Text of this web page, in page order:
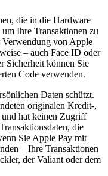
die in die Hardware
Ihre Transaktionen zu
Verwendung von Apple
– auch Face ID oder
Sicherheit können Sie
Code verwenden.
Daten schützt.
originalen Kredit-,
hat keinen Zugriff
die
Sie Apple Pay mit
– Ihre Transaktionen
der Valiant oder dem